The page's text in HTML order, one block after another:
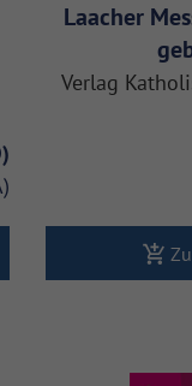
Laacher
Verlag